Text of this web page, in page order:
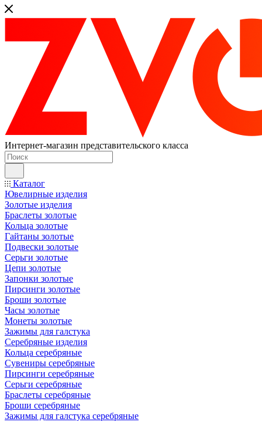
Интернет-магазин представительского класса
Каталог
Ювелирные изделия
Золотые изделия
Браслеты золотые
Кольца золотые
Гайтаны золотые
Подвески золотые
Серьги золотые
Цепи золотые
Запонки золотые
Пирсинги золотые
Броши золотые
Часы золотые
Монеты золотые
Зажимы для галстука
Серебряные изделия
Кольца серебряные
Сувениры серебряные
Пирсинги серебряные
Серьги серебряные
Браслеты серебряные
Броши серебряные
Зажимы для галстука серебряные